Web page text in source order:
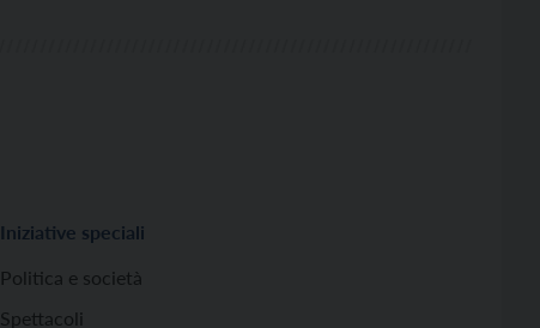
Iniziative speciali
Politica e società
Spettacoli